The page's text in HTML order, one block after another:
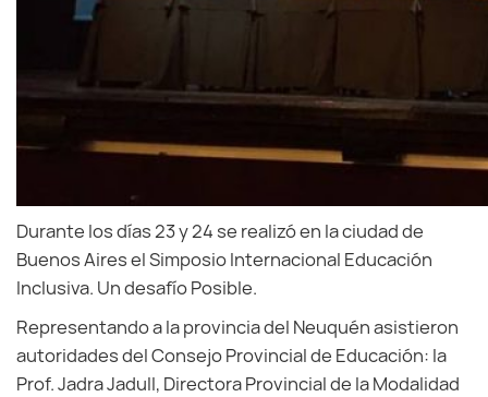
Durante los días 23 y 24 se realizó en la ciudad de
Buenos Aires el Simposio Internacional Educación
Inclusiva. Un desafío Posible.
Representando a la provincia del Neuquén asistieron
autoridades del Consejo Provincial de Educación: la
Prof. Jadra Jadull, Directora Provincial de la Modalidad